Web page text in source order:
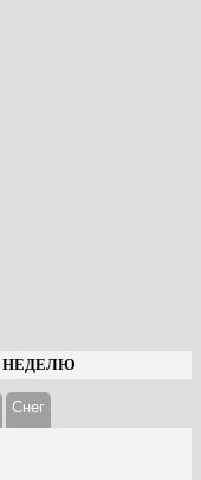
НЕДЕЛЮ
Cнег